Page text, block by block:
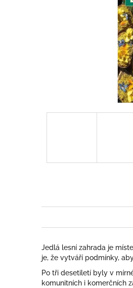
Jedlá lesní zahrada je
je, že vytváří podmínky,
Po tři desetiletí byly v
komunitních i komerčních